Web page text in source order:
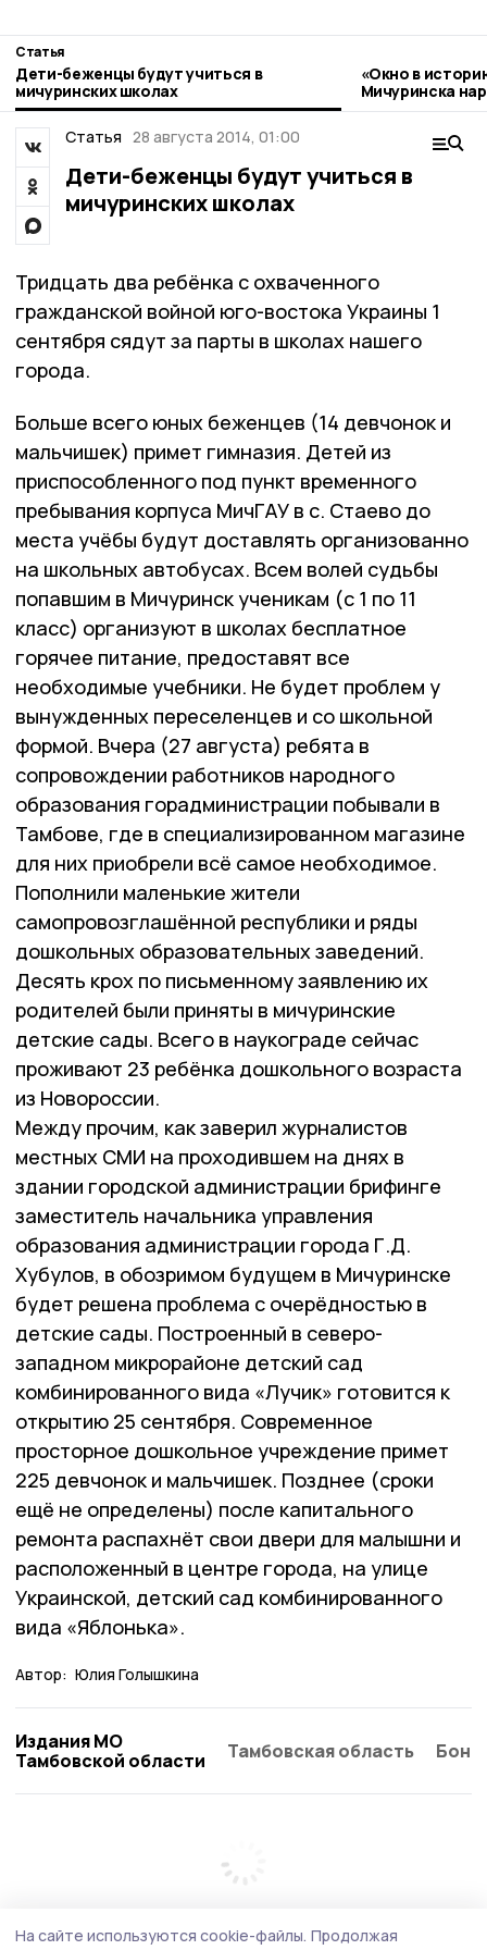
Статья
Дети-беженцы будут учиться в
мичуринских школах
«Окно в
Мичуринска
стиле гжель
Статья 28 августа 2014, 01:00
Дети-беженцы будут учиться в
мичуринских школах
Тридцать два ребёнка с охваченного
гражданской войной юго-востока Украины 1
сентября сядут за парты в школах нашего
города.
Больше всего юных беженцев (14 девчонок и
мальчишек) примет гимназия. Детей из
приспособленного под пункт временного
пребывания корпуса МичГАУ в с. Стаево до
места учёбы будут доставлять организованно
на школьных автобусах. Всем волей судьбы
попавшим в Мичуринск ученикам (с 1 по 11
класс) организуют в школах бесплатное
горячее питание, предоставят все
необходимые учебники. Не будет проблем у
вынужденных переселенцев и со школьной
формой. Вчера (27 августа) ребята в
сопровождении работников народного
образования горадминистрации побывали в
Тамбове, где в специализированном магазине
для них приобрели всё самое необходимое.
Пополнили маленькие жители
самопровозглашённой республики и ряды
дошкольных образовательных заведений.
Десять крох по письменному заявлению их
родителей были приняты в мичуринские
детские сады. Всего в наукограде сейчас
проживают 23 ребёнка дошкольного возраста
из Новороссии.
Между прочим, как заверил журналистов
местных СМИ на проходившем на днях в
здании городской администрации брифинге
заместитель начальника управления
образования администрации города Г.Д.
Хубулов, в обозримом будущем в Мичуринске
будет решена проблема с очерёдностью в
детские сады. Построенный в северо-
западном микрорайоне детский сад
комбинированного вида «Лучик» готовится к
открытию 25 сентября. Современное
просторное дошкольное учреждение примет
225 девчонок и мальчишек. Позднее (сроки
ещё не определены) после капитального
ремонта распахнёт свои двери для малышни и
расположенный в центре города, на улице
Украинской, детский сад комбинированного
вида «Яблонька».
Автор: Юлия Голышкина
Издания МО
Тамбовской области
Тамбовская область
На сайте используются cookie-файлы. Продолжая